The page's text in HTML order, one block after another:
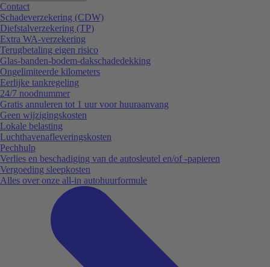
Contact
Schadeverzekering (CDW)
Diefstalverzekering (TP)
Extra WA-verzekering
Terugbetaling eigen risico
Glas-banden-bodem-dakschadedekking
Ongelimiteerde kilometers
Eerlijke tankregeling
24/7 noodnummer
Gratis annuleren tot 1 uur voor huuraanvang
Geen wijzigingskosten
Lokale belasting
Luchthavenafleveringskosten
Pechhulp
Verlies en beschadiging van de autosleutel en/of -papieren
Vergoeding sleepkosten
Alles over onze all-in autohuurformule